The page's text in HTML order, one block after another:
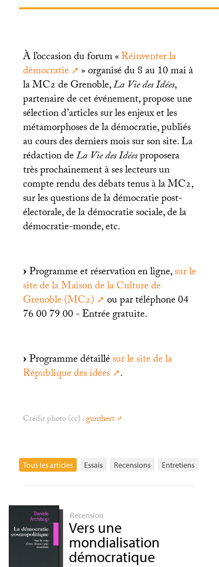
À l’occasion du forum «Réinventer la
démocratie
» organisé du 8 au 10 mai à
laMC2de Grenoble,La Vie des Idées,
partenaire de cet événement, propose une
sélection d’articles sur les enjeux et les
métamorphoses de la démocratie, publiés
au cours des derniers mois sur son site. La
rédaction deLa Vie des Idéesproposera
très prochainement à ses lecteurs un
compte rendu des débats tenus à laMC2,
sur les questions de la démocratie post-
électorale, de la démocratie sociale, de la
démocratie-monde, etc.
Programme et réservation en ligne,sur le
site de la Maison de la Culture de
Grenoble (MC2)
ou par téléphone 04
76 00 79 00 - Entrée gratuite.
Programme détaillésur le site de la
République des idées
.
Crédit photo (cc) :gunthert
Tous les articles Essais Recensions Entretiens
Recension
Vers une
mondialisation
démocratique